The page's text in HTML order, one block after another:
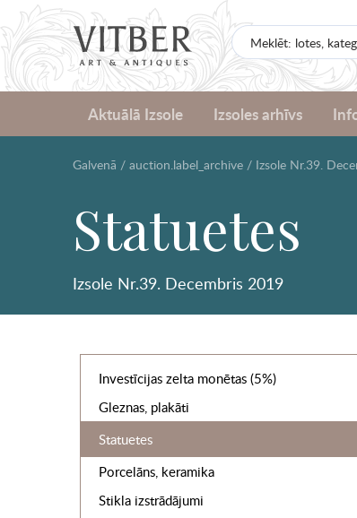
Aktuālā Izsole Izsoles arhīvs
Galvenā / auction.label_archive / Izsole Nr.39.
Statuetes
Izsole Nr.39. Decembris 2019
Investīcijas zelta monētas (5%)
Gleznas, plakāti
Statuetes
Porcelāns, keramika
Stikla izstrādājumi